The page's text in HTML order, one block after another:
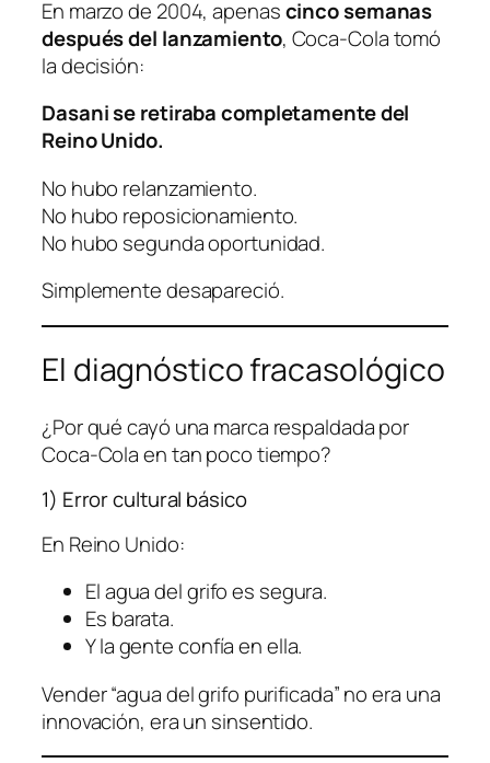
En marzo de 2004, apenascinco semanas
después del lanzamiento, Coca-Cola tomó
la decisión:
Dasani se retiraba completamente del
Reino Unido.
No hubo relanzamiento.
No hubo reposicionamiento.
No hubo segunda oportunidad.
Simplemente desapareció.
El diagnóstico fracasológico
¿Por qué cayó una marca respaldada por
Coca-Cola en tan poco tiempo?
1) Error cultural básico
En Reino Unido:
El agua del grifo es segura.
Es barata.
Y la gente confía en ella.
Vender “agua del grifo purificada” no era una
innovación, era un sinsentido.